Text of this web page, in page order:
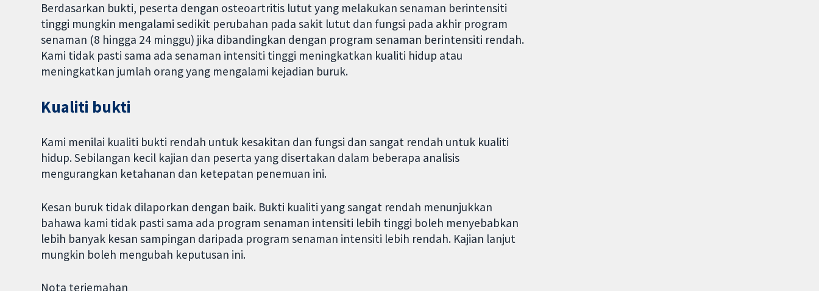
Berdasarkan bukti, peserta dengan osteoartritis lutut yang melakukan senaman berintensiti
tinggi mungkin mengalami sedikit perubahan pada sakit lutut dan fungsi pada akhir program
senaman (8 hingga 24 minggu) jika dibandingkan dengan program senaman berintensiti rendah.
Kami tidak pasti sama ada senaman intensiti tinggi meningkatkan kualiti hidup atau
meningkatkan jumlah orang yang mengalami kejadian buruk.
Kualiti bukti
Kami menilai kualiti bukti rendah untuk kesakitan dan fungsi dan sangat rendah untuk kualiti
hidup. Sebilangan kecil kajian dan peserta yang disertakan dalam beberapa analisis
mengurangkan ketahanan dan ketepatan penemuan ini.
Kesan buruk tidak dilaporkan dengan baik. Bukti kualiti yang sangat rendah menunjukkan
bahawa kami tidak pasti sama ada program senaman intensiti lebih tinggi boleh menyebabkan
lebih banyak kesan sampingan daripada program senaman intensiti lebih rendah. Kajian lanjut
mungkin boleh mengubah keputusan ini.
Nota terjemahan